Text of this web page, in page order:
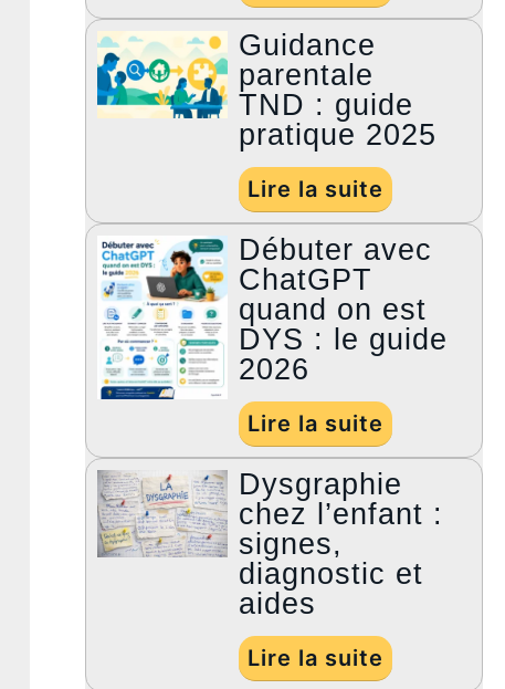
Guidance
parentale
TND : guide
pratique 2025
Lire la suite
Débuter avec
ChatGPT
quand on est
DYS : le guide
2026
Lire la suite
Dysgraphie
chez l’enfant :
signes,
diagnostic et
aides
Lire la suite